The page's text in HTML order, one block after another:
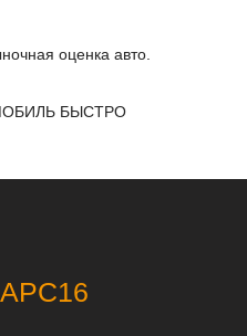
оценка авто.
БЫСТРО